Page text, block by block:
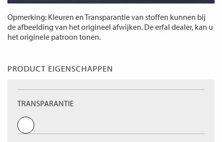
Opmerking: Kleuren en Transparantie van stoffen kunnen bij
de afbeelding van het origineel afwijken. De erfal dealer, kan u
het originele patroon tonen.
PRODUCT EIGENSCHAPPEN
TRANSPARANTIE